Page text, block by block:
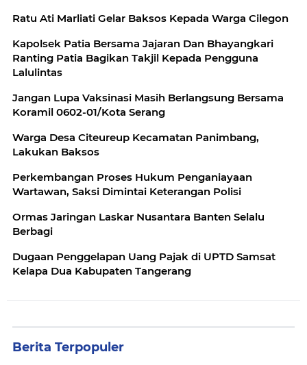
Ratu Ati Marliati Gelar Baksos Kepada Warga Cilegon
Kapolsek Patia Bersama Jajaran Dan Bhayangkari
Ranting Patia Bagikan Takjil Kepada Pengguna
Lalulintas
Jangan Lupa Vaksinasi Masih Berlangsung Bersama
Koramil 0602-01/Kota Serang
Warga Desa Citeureup Kecamatan Panimbang,
Lakukan Baksos
Perkembangan Proses Hukum Penganiayaan
Wartawan, Saksi Dimintai Keterangan Polisi
Ormas Jaringan Laskar Nusantara Banten Selalu
Berbagi
Dugaan Penggelapan Uang Pajak di UPTD Samsat
Kelapa Dua Kabupaten Tangerang
Berita Terpopuler